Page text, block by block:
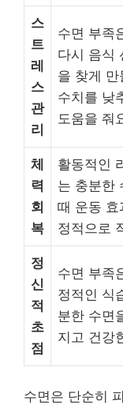
스
트
레
스
관
리
수면 부족
다시 음식
을 찾게
수치를 낮
도움을 줘
체
력
회
복
활동적인
는 충분한
때 운동 효
정적으로
정
신
적
초
점
수면 부족
정적인 식
분한 수면
지고 건강
수면은 단순히